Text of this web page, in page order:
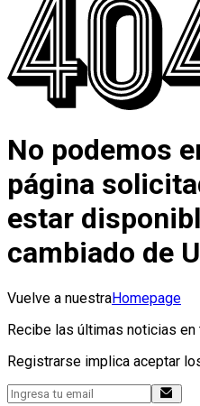
No podemos
página
estar
cambiado de
Vuelve a nuestraHomepage
Recibe las últimas noticias
Registrarse implica aceptar